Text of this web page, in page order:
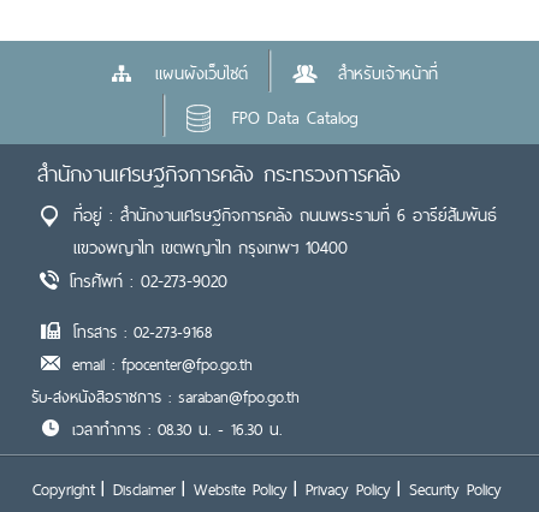
แผนผังเว็บไซต์
สำหรับเจ้าหน้าที่
FPO Data Catalog
สำนักงานเศรษฐกิจการคลัง กระทรวงการคลัง
ที่อยู่ : สำนักงานเศรษฐกิจการคลัง ถนนพระรามที่ 6 อารีย์สัมพันธ์
แขวงพญาไท เขตพญาไท กรุงเทพฯ 10400
โทรศัพท์ : 02-273-9020
โทรสาร : 02-273-9168
email : fpocenter@fpo.go.th
รับ-ส่งหนังสือราชการ : saraban@fpo.go.th
เวลาทำการ : 08.30 น. - 16.30 น.
Copyright Disclaimer Website Policy Privacy Policy Security Policy